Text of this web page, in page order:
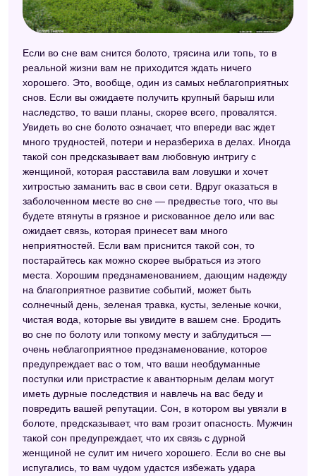
Если во сне вам снится болото, трясина или топь, то в
реальной жизни вам не приходится ждать ничего
хорошего. Это, вообще, один из самых неблагоприятных
снов. Если вы ожидаете получить крупный барыш или
наследство, то ваши планы, скорее всего, провалятся.
Увидеть во сне болото означает, что впереди вас ждет
много трудностей, потери и неразбериха в делах. Иногда
такой сон предсказывает вам любовную интригу с
женщиной, которая расставила вам ловушки и хочет
хитростью заманить вас в свои сети. Вдруг оказаться в
заболоченном месте во сне — предвестье того, что вы
будете втянуты в грязное и рискованное дело или вас
ожидает связь, которая принесет вам много
неприятностей. Если вам приснится такой сон, то
постарайтесь как можно скорее выбраться из этого
места. Хорошим предзнаменованием, дающим надежду
на благоприятное развитие событий, может быть
солнечный день, зеленая травка, кусты, зеленые кочки,
чистая вода, которые вы увидите в вашем сне. Бродить
во сне по болоту или топкому месту и заблудиться —
очень неблагоприятное предзнаменование, которое
предупреждает вас о том, что ваши необдуманные
поступки или пристрастие к авантюрным делам могут
иметь дурные последствия и навлечь на вас беду и
повредить вашей репутации. Сон, в котором вы увязли в
болоте, предсказывает, что вам грозит опасность. Мужчин
такой сон предупреждает, что их связь с дурной
женщиной не сулит им ничего хорошего. Если во сне вы
испугались, то вам чудом удастся избежать удара